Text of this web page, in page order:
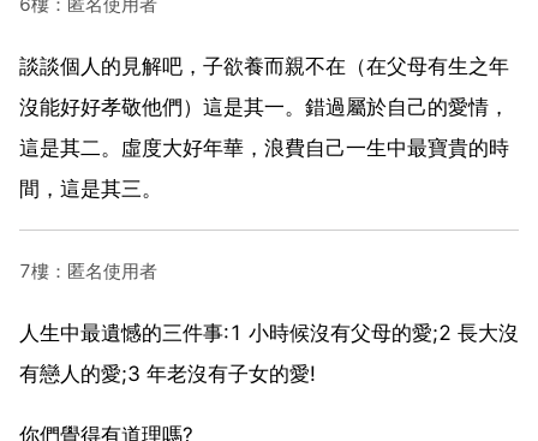
談談個人的見解吧，子欲養而親不在（在父母有生之年
沒能好好孝敬他們）這是其一。錯過屬於自己的愛情，
這是其二。虛度大好年華，浪費自己一生中最寶貴的時
間，這是其三。
7樓：匿名使用者
人生中最遺憾的三件事:1 小時候沒有父母的愛;2 長大沒
有戀人的愛;3 年老沒有子女的愛!
你們覺得有道理嗎?